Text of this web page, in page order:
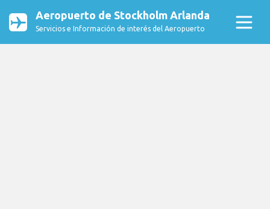
Aeropuerto de Stockholm Arlanda
Servicios e Información de interés del Aeropuerto